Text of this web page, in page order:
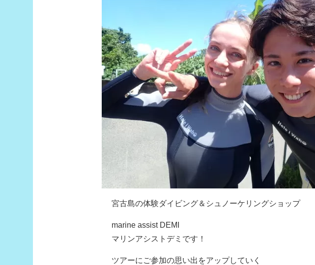
宮古島の体験ダイビング＆シュノーケリングショップ
marine assist DEMI
マリンアシストデミです！
ツアーにご参加の思い出をアップしていく